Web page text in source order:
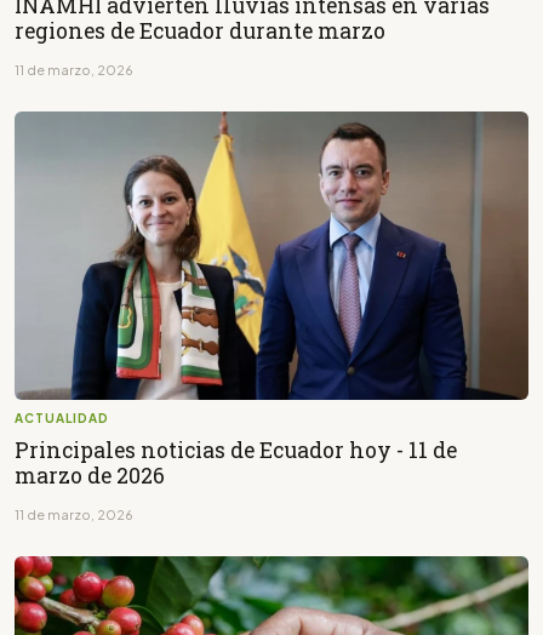
regiones de Ecuador durante marzo
11 de marzo, 2026
ACTUALIDAD
Principales noticias de Ecuador hoy - 11 de
marzo de 2026
11 de marzo, 2026